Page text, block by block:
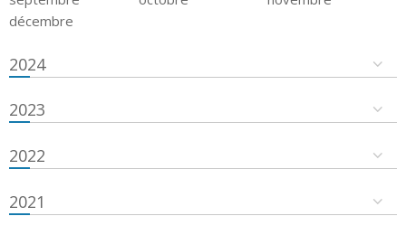
décembre
2024
2023
2022
2021